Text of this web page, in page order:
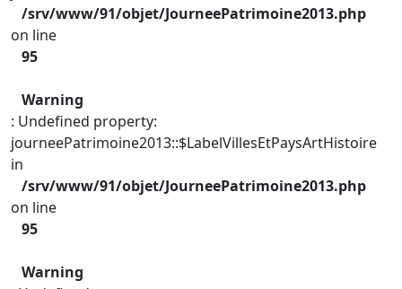
/srv/www/91/objet/JourneePatrimoine2013.php
on line
95
Warning
: Undefined property:
journeePatrimoine2013::$LabelVillesEtPaysArtHistoire
in
/srv/www/91/objet/JourneePatrimoine2013.php
on line
95
Warning